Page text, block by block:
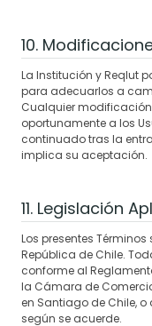
10.
La Institución y Reqlut
para adecuarlos a
Cualquier
oportunamente a los
continuado tras la
implica su aceptación.
11. Legislación
Los presentes
República de Chile.
conforme al
la Cámara de
en Santiago de Chile,
según se acuerde.